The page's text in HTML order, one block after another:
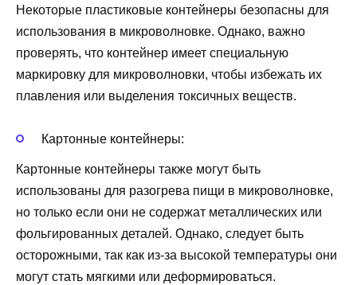
Некоторые пластиковые контейнеры безопасны для
использования в микроволновке. Однако, важно
проверять, что контейнер имеет специальную
маркировку для микроволновки, чтобы избежать их
плавления или выделения токсичных веществ.
Картонные контейнеры:
Картонные контейнеры также могут быть
использованы для разогрева пищи в микроволновке,
но только если они не содержат металлических или
фольгированных деталей. Однако, следует быть
осторожными, так как из-за высокой температуры они
могут стать мягкими или деформироваться.